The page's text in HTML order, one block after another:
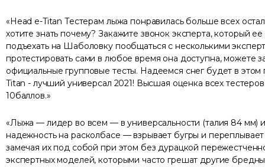
Head e-Titan Тестерам лыжа понравилась больше всех
хотите знать почему? Закажите звонок эксперта, который
подъехать на Шаболовку пообщаться с несколькими
протестировать сами в любое время она доступна, можете
официальные групповые тесты. Надеемся снег будет в этом
Titan - лучший универсал 2021! Высшая оценка всех
10баллов.
Лыжа — лидер во всем — в универсальности (талия 84 мм)
надежность на расколбасе — взрывает бугры и
замечая их под собой при этом без дурацкой
экспертных моделей, которыми часто грешат другие